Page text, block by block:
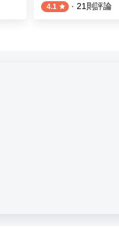
4.1 · 21 則評論